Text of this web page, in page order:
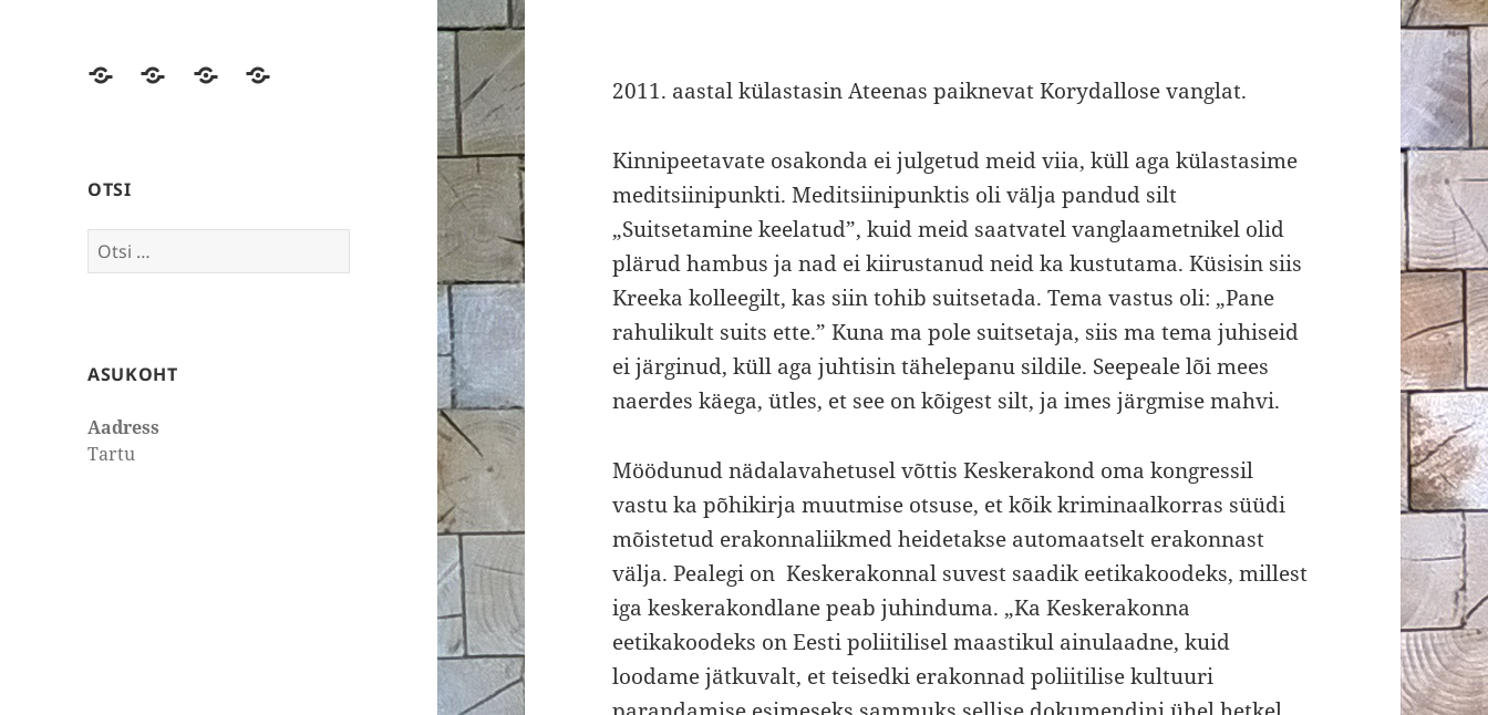
EsilehtAjakirjanduses
MõtteidKontakt
OTSI
Otsi:
ASUKOHT
Aadress
Tartu
2011. aastal külastasin Ateenas paiknevat Korydallose vanglat.
Kinnipeetavate osakonda ei julgetud meid viia, küll aga külastasime
meditsiinipunkti. Meditsiinipunktis oli välja pandud silt
„Suitsetamine keelatud”, kuid meid saatvatel vanglaametnikel olid
plärud hambus ja nad ei kiirustanud neid ka kustutama. Küsisin siis
Kreeka kolleegilt, kas siin tohib suitsetada. Tema vastus oli: „Pane
rahulikult suits ette.” Kuna ma pole suitsetaja, siis ma tema juhiseid
ei järginud, küll aga juhtisin tähelepanu sildile. Seepeale lõi mees
naerdes käega, ütles, et see on kõigest silt, ja imes järgmise mahvi.
Möödunud nädalavahetusel võttis Keskerakond oma kongressil
vastu ka põhikirja muutmise otsuse, et kõik kriminaalkorras süüdi
mõistetud erakonnaliikmed heidetakse automaatselt erakonnast
välja. Pealegi on Keskerakonnal suvest saadik eetikakoodeks, millest
iga keskerakondlane peab juhinduma. „Ka Keskerakonna
eetikakoodeks on Eesti poliitilisel maastikul ainulaadne, kuid
loodame jätkuvalt, et teisedki erakonnad poliitilise kultuuri